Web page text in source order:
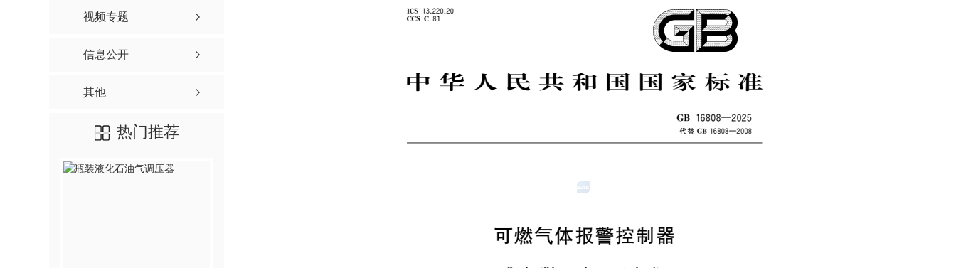
视频专题
信息公开
其他
热门推荐